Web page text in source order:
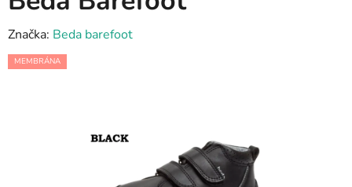
Značka: Beda barefoot
MEMBRÁNA